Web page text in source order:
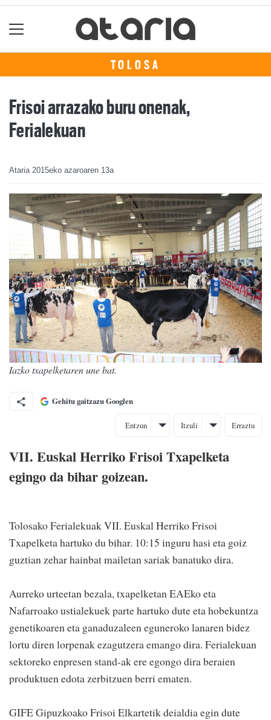
TOLOSA
Frisoi arrazako buru onenak,
Ferialekuan
Ataria 2015eko azaroaren 13a
Iazko txapelketaren une bat.
Gehitu gaitzazu Googlen
Entzun Itzuli Erraztu
VII. Euskal Herriko Frisoi Txapelketa
egingo da bihar goizean.
Tolosako Ferialekuak VII. Euskal Herriko Frisoi
Txapelketa hartuko du bihar. 10:15 inguru hasi eta goiz
guztian zehar hainbat mailetan sariak banatuko dira.
Aurreko urteetan bezala, txapelketan EAEko eta
Nafarroako ustialekuek parte hartuko dute eta hobekuntza
genetikoaren eta ganaduzaleen eguneroko lanaren bidez
lortu diren lorpenak ezagutzera emango dira. Ferialekuan
sektoreko enpresen stand-ak ere egongo dira beraien
produktuen edota zerbitzuen berri ematen.
GIFE Gipuzkoako Frisoi Elkartetik deialdia egin dute